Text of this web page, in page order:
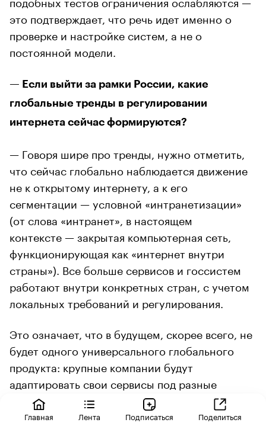
это подтверждает, что речь идет именно о
проверке и настройке систем, а не о
постоянной модели.
— Если выйти за рамки России, какие
глобальные тренды в регулировании
интернета сейчас формируются?
— Говоря шире про тренды, нужно отметить,
что сейчас глобально наблюдается движение
не к открытому интернету, а к его
сегментации — условной «интранетизации»
(от слова «интранет», в настоящем
контексте — закрытая компьютерная сеть,
функционирующая как «интернет внутри
страны»). Все больше сервисов и госсистем
работают внутри конкретных стран, с учетом
локальных требований и регулирования.
Это означает, что в будущем, скорее всего, не
будет одного универсального глобального
продукта: крупные компании будут
адаптировать свои сервисы под разные
регионы, а сами продукты — «приземляться»
под требования конкретных государств.
Главная Лента Подписаться Поделиться